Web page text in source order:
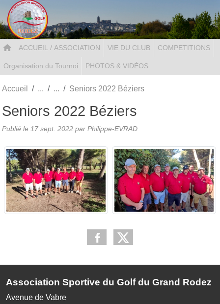
ACCUEIL / ASSOCIATION VIE DU CLUB COMPETITIONS
Organisation du Tournoi PHOTOS & VIDÉOS
Accueil Seniors 2022 Béziers
Seniors 2022 Béziers
Publié le 17 sept. 2022 par Philippe-EVRAD
Association Sportive du Golf du Grand Rodez
Avenue de Vabre
Panneau de gestion des cookies